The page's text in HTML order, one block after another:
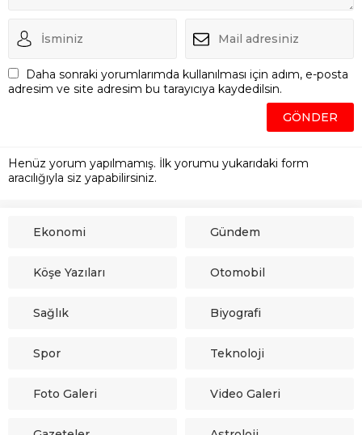
Daha sonraki yorumlarımda kullanılması için adım, e-posta
adresim ve site adresim bu tarayıcıya kaydedilsin.
Henüz yorum yapılmamış. İlk yorumu yukarıdaki form
aracılığıyla siz yapabilirsiniz.
Ekonomi Gündem
Köşe Yazıları Otomobil
Sağlık Biyografi
Spor Teknoloji
Foto Galeri Video Galeri